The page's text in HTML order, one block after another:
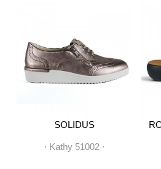
SOLIDUS
· Kathy 51002 ·